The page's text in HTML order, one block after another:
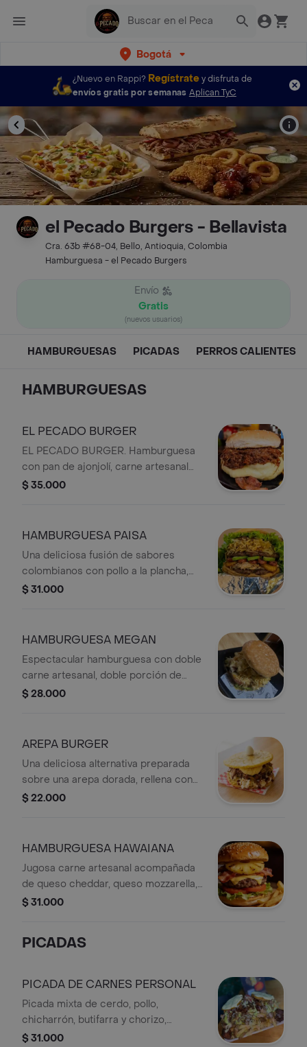
Bogotá
¿Nuevo en Rappi? Regístratey disfruta de
envíos gratis por semanas Aplican TyC
el Pecado Burgers - Bellavista
Cra. 63b #68-04, Bello, Antioquia, Colombia
Hamburguesa - el Pecado Burgers
Envío
Gratis
(nuevos usuarios)
HAMBURGUESAS PICADAS PERROS CALIENTES
HAMBURGUESAS
EL PECADO BURGER
EL PECADO BURGER. Hamburguesa
con pan de ajonjolí, carne artesanal
de res, tocineta, queso mozzarella,
$ 35.000
HAMBURGUESA PAISA
Una deliciosa fusión de sabores
colombianos con pollo a la plancha,
queso mozzarella, maduro dulce,
francesa para disfrutar una comida
$ 31.000
HAMBURGUESA MEGAN
Espectacular hamburguesa con doble
carne artesanal, doble porción de
tocineta, doble queso, papita ripio
para quienes buscan una experiencia
$ 28.000
AREPA BURGER
Una deliciosa alternativa preparada
sobre una arepa dorada, rellena con
jugosa carne de res, queso fundido,
mejor de la hamburguesa con el
$ 22.000
HAMBURGUESA HAWAIANA
Jugosa carne artesanal acompañada
de queso cheddar, queso mozzarella,
tocineta crocante y piña asada. La
bocado en una experiencia deliciosa
$ 31.000
PICADAS
PICADA DE CARNES PERSONAL
Picada mixta de cerdo, pollo,
chicharrón, butifarra y chorizo,
acompañada de una arepa de mote.
$ 31.000